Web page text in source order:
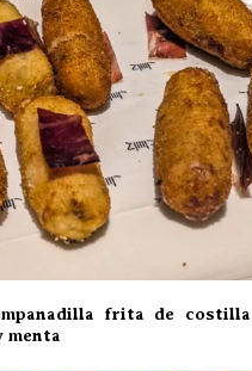
frita de costilla
menta